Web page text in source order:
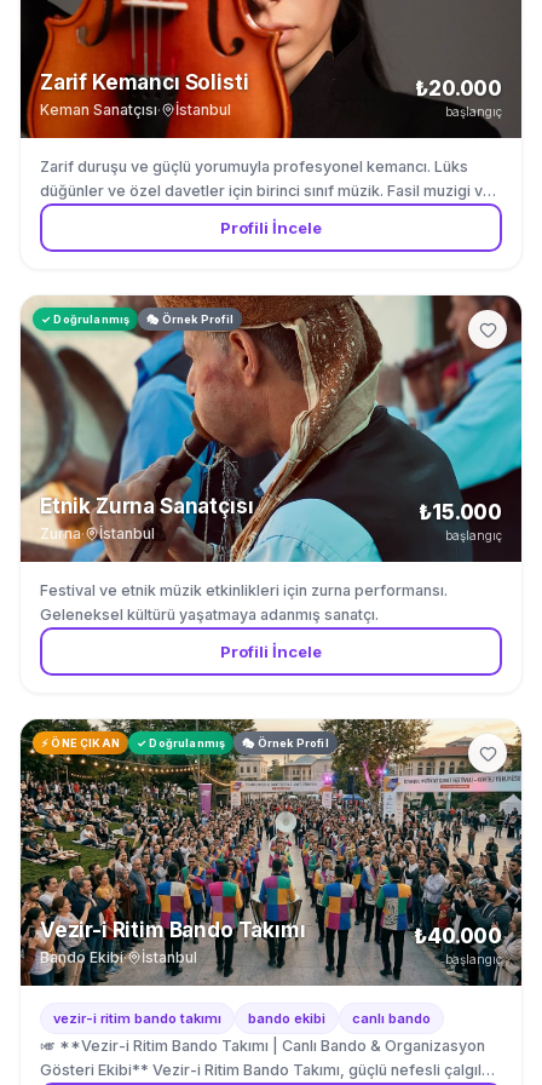
Zarif Kemancı Solisti
Keman Sanatçısı· İstanbul
₺20.000
başlangıç
Zarif duruşu ve güçlü yorumuyla profesyonel kemancı. Lüks
düğünler ve özel davetler için birinci sınıf müzik. Fasil muzigi ve
Turk muzigi repertuvarinda uzmandir.
Profili İncele
✓ Doğrulanmış 🎭 Örnek Profil
Etnik Zurna Sanatçısı
Zurna· İstanbul
₺15.000
başlangıç
Festival ve etnik müzik etkinlikleri için zurna performansı.
Geleneksel kültürü yaşatmaya adanmış sanatçı.
Profili İncele
⚡ ÖNE ÇIKAN ✓ Doğrulanmış 🎭 Örnek Profil
Vezir-i Ritim Bando Takımı
Bando Ekibi· İstanbul
₺40.000
başlangıç
vezir-i ritim bando takımı bando ekibi canlı bando
🎺 **Vezir-i Ritim Bando Takımı | Canlı Bando & Organizasyon
Gösteri Ekibi** Vezir-i Ritim Bando Takımı, güçlü nefesli çalgılar